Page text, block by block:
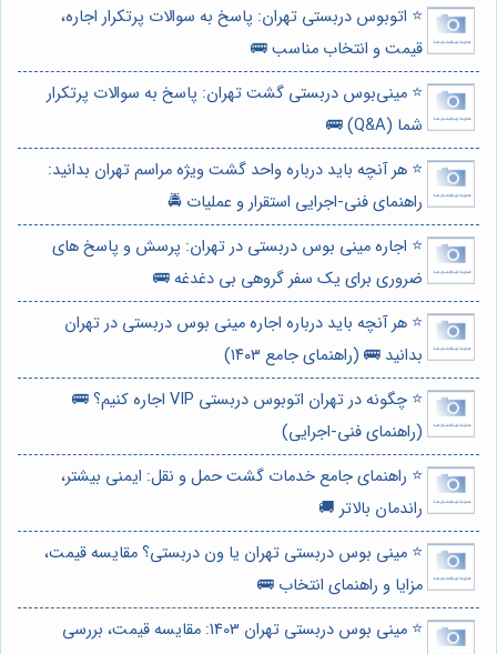
⭐️ اتوبوس دربستی تهران: پاسخ به سوالات پرتکرار اجاره،
قیمت و انتخاب مناسب 🚌
⭐️ مینی‌بوس دربستی گشت تهران: پاسخ به سوالات پرتکرار
شما (Q&A) 🚌
⭐️ هر آنچه باید درباره واحد گشت ویژه مراسم تهران بدانید:
راهنمای فنی-اجرایی استقرار و عملیات 🚔
⭐️ اجاره مینی بوس دربستی در تهران: پرسش و پاسخ های
ضروری برای یک سفر گروهی بی دغدغه 🚌
⭐️ هر آنچه باید درباره اجاره مینی بوس دربستی در تهران
بدانید 🚌 (راهنمای جامع ۱۴۰۳)
⭐️ چگونه در تهران اتوبوس دربستی VIP اجاره کنیم؟ 🚌
(راهنمای فنی-اجرایی)
⭐️ راهنمای جامع خدمات گشت حمل و نقل: ایمنی بیشتر،
راندمان بالاتر 🚚
⭐️ مینی بوس دربستی تهران یا ون دربستی؟ مقایسه قیمت،
مزایا و راهنمای انتخاب 🚌
⭐️ مینی بوس دربستی تهران 1403: مقایسه قیمت، بررسی